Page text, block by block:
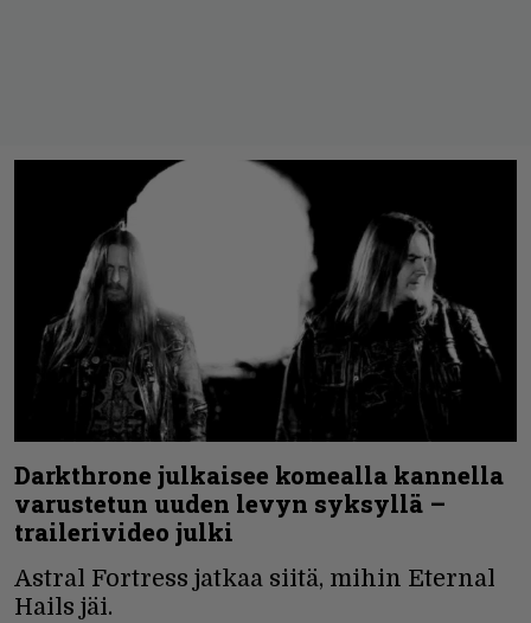
Darkthrone julkaisee komealla kannella
varustetun uuden levyn syksyllä –
trailerivideo julki
Astral Fortress jatkaa siitä, mihin Eternal
Hails jäi.